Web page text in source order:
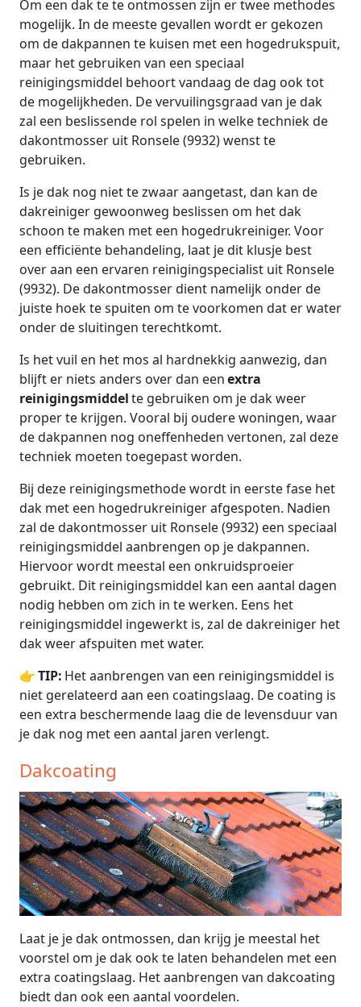
Om een dak te te ontmossen zijn er twee methodes
mogelijk. In de meeste gevallen wordt er gekozen
om de dakpannen te kuisen met een hogedrukspuit,
maar het gebruiken van een speciaal
reinigingsmiddel behoort vandaag de dag ook tot
de mogelijkheden. De vervuilingsgraad van je dak
zal een beslissende rol spelen in welke techniek de
dakontmosser uit Ronsele (9932) wenst te
gebruiken.
Is je dak nog niet te zwaar aangetast, dan kan de
dakreiniger gewoonweg beslissen om het dak
schoon te maken met een hogedrukreiniger. Voor
een efficiënte behandeling, laat je dit klusje best
over aan een ervaren reinigingspecialist uit Ronsele
(9932). De dakontmosser dient namelijk onder de
juiste hoek te spuiten om te voorkomen dat er water
onder de sluitingen terechtkomt.
Is het vuil en het mos al hardnekkig aanwezig, dan
blijft er niets anders over dan eenextra
reinigingsmiddelte gebruiken om je dak weer
proper te krijgen. Vooral bij oudere woningen, waar
de dakpannen nog oneffenheden vertonen, zal deze
techniek moeten toegepast worden.
Bij deze reinigingsmethode wordt in eerste fase het
dak met een hogedrukreiniger afgespoten. Nadien
zal de dakontmosser uit Ronsele (9932) een speciaal
reinigingsmiddel aanbrengen op je dakpannen.
Hiervoor wordt meestal een onkruidsproeier
gebruikt. Dit reinigingsmiddel kan een aantal dagen
nodig hebben om zich in te werken. Eens het
reinigingsmiddel ingewerkt is, zal de dakreiniger het
dak weer afspuiten met water.
👉TIP: Het aanbrengen van een reinigingsmiddel is
niet gerelateerd aan een coatingslaag. De coating is
een extra beschermende laag die de levensduur van
je dak nog met een aantal jaren verlengt.
Dakcoating
Laat je je dak ontmossen, dan krijg je meestal het
voorstel om je dak ook te laten behandelen met een
extra coatingslaag. Het aanbrengen van dakcoating
biedt dan ook een aantal voordelen.